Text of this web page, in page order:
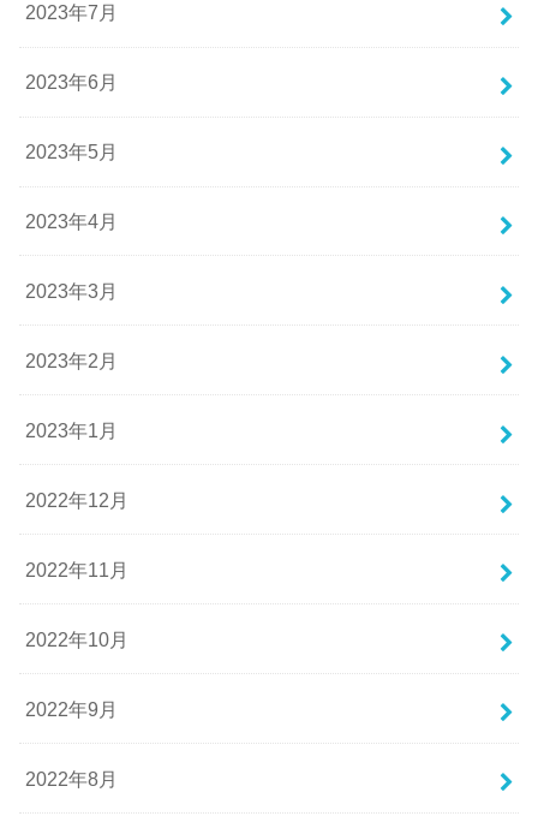
2023年7月
2023年6月
2023年5月
2023年4月
2023年3月
2023年2月
2023年1月
2022年12月
2022年11月
2022年10月
2022年9月
2022年8月